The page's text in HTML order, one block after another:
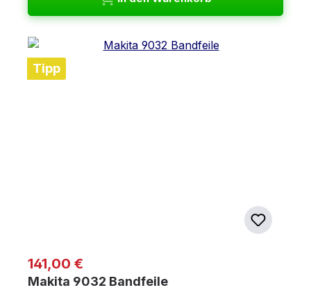
Tipp
Regulärer Preis:
141,00 €
Makita 9032 Bandfeile